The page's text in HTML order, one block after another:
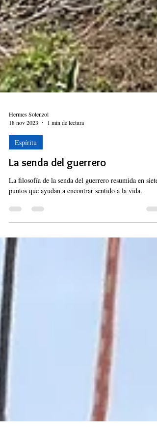
Hermes Solenzol
18 nov 2023
1 min de lectura
Espíritu
La senda del guerrero
puntos que ayudan a encontrar sentido a la vida.